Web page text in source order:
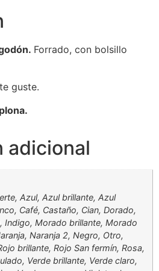
Forrado, con bolsillo
guste.
adicional
Azul, Azul brillante, Azul
Café, Castaño, Cian, Dorado,
Indigo, Morado brillante, Morado
Naranja 2, Negro, Otro,
brillante, Rojo San fermín, Rosa,
Verde brillante, Verde claro,